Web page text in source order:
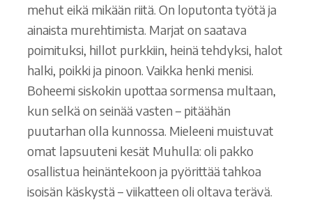
mehut eikä mikään riitä. On loputonta työtä ja
ainaista murehtimista. Marjat on saatava
poimituksi, hillot purkkiin, heinä tehdyksi, halot
halki, poikki ja pinoon. Vaikka henki menisi.
Boheemi siskokin upottaa sormensa multaan,
kun selkä on seinää vasten – pitäähän
puutarhan olla kunnossa. Mieleeni muistuvat
omat lapsuuteni kesät Muhulla: oli pakko
osallistua heinäntekoon ja pyörittää tahkoa
isoisän käskystä – viikatteen oli oltava terävä.